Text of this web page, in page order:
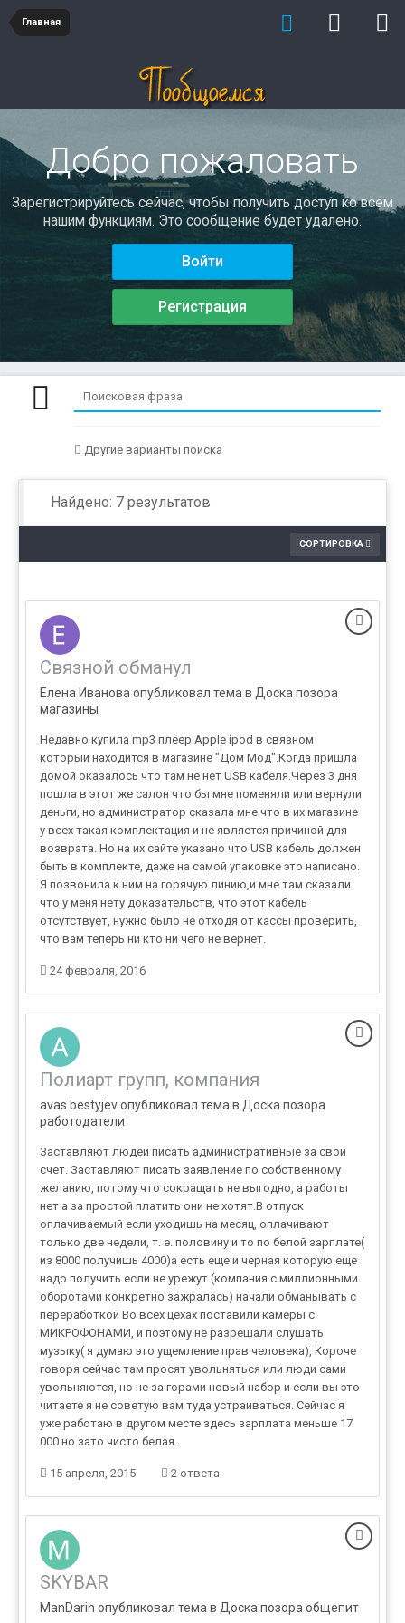
Главная
Добро пожаловать
Зарегистрируйтесь сейчас, чтобы получить доступ ко всем
нашим функциям. Это сообщение будет удалено.
Войти
Регистрация
Другие варианты поиска
Найдено: 7 результатов
СОРТИРОВКА
Связной обманул
Елена Иванова опубликовал тема в Доска позора
магазины
Недавно купила mp3 плеер Apple ipod в связном
который находится в магазине "Дом Мод".Когда пришла
домой оказалось что там не нет USB кабеля.Через 3 дня
пошла в этот же салон что бы мне поменяли или вернули
деньги, но администратор сказала мне что в их магазине
у всех такая комплектация и не является причиной для
возврата. Но на их сайте указано что USB кабель должен
быть в комплекте, даже на самой упаковке это написано.
Я позвонила к ним на горячую линию,и мне там сказали
что у меня нету доказательств, что этот кабель
отсутствует, нужно было не отходя от кассы проверить,
что вам теперь ни кто ни чего не вернет.
24 февраля, 2016
Полиарт групп, компания
avas.bestyjev опубликовал тема в Доска позора
работодатели
Заставляют людей писать административные за свой
счет. Заставляют писать заявление по собственному
желанию, потому что сокращать не выгодно, а работы
нет а за простой платить они не хотят.В отпуск
оплачиваемый если уходишь на месяц, оплачивают
только две недели, т. е. половину и то по белой зарплате(
из 8000 получишь 4000)а есть еще и черная которую еще
надо получить если не урежут (компания с миллионными
оборотами конкретно зажралась) начали обманывать с
переработкой Во всех цехах поставили камеры с
МИКРОФОНАМИ, и поэтому не разрешали слушать
музыку( я думаю это ущемление прав человека), Короче
говоря сейчас там просят увольняться или люди сами
увольняются, но не за горами новый набор и если вы это
читаете я не советую вам туда устраиваться. Сейчас я
уже работаю в другом месте здесь зарплата меньше 17
000 но зато чисто белая.
15 апреля, 2015 2 ответа
SKYBAR
ManDarin опубликовал тема в Доска позора общепит